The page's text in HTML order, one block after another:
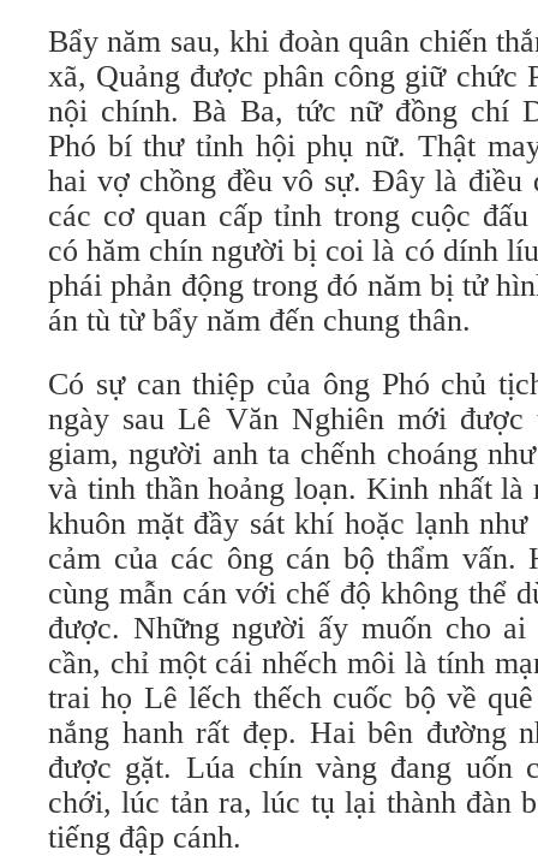
Bẩy năm sau, khi đoàn quân chiến
xã, Quảng được phân công giữ chức
nội chính. Bà Ba, tức nữ đồng chí
Phó bí thư tỉnh hội phụ nữ. Thật
hai vợ chồng đều vô sự. Đây là
các cơ quan cấp tỉnh trong cuộc
có hăm chín người bị coi là có dính
phái phản động trong đó năm bị tử
án tù từ bẩy năm đến chung thân.
Có sự can thiệp của ông Phó chủ
ngày sau Lê Văn Nghiên mới
giam, người anh ta chếnh choáng
và tinh thần hoảng loạn. Kinh nhất
khuôn mặt đầy sát khí hoặc lạnh
cảm của các ông cán bộ thẩm
cùng mẫn cán với chế độ không thể
được. Những người ấy muốn cho ai
cần, chỉ một cái nhếch môi là tính
trai họ Lê lếch thếch cuốc bộ về
nắng hanh rất đẹp. Hai bên đường
được gặt. Lúa chín vàng đang uốn
chới, lúc tản ra, lúc tụ lại thành đàn
tiếng đập cánh.